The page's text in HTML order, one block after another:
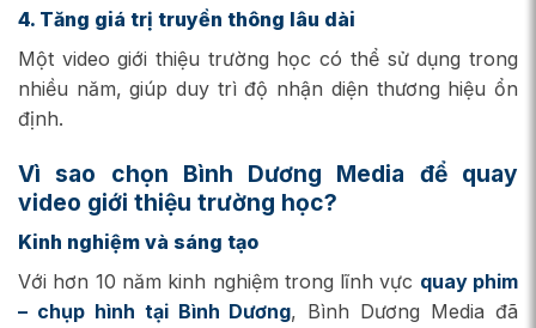
4. Tăng giá trị truyền thông lâu dài
Một video giới thiệu trường học có thể sử dụng trong
nhiều năm, giúp duy trì độ nhận diện thương hiệu ổn
định.
Vì sao chọn Bình Dương Media để quay
video giới thiệu trường học?
Kinh nghiệm và sáng tạo
Với hơn 10 năm kinh nghiệm trong lĩnh vực quay phim
– chụp hình tại Bình Dương, Bình Dương Media đã